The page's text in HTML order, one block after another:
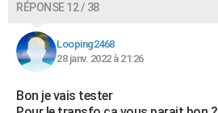
RÉPONSE 12 / 38
Looping2468
28 janv. 2022 à 21:26
Bon je vais tester